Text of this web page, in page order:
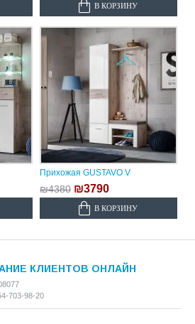
В КОРЗИНУ
Прихожая GUSTAVO V
₪4380 ₪3790
В КОРЗИНУ
КЛИЕНТОВ ОНЛАЙН
703-98-20